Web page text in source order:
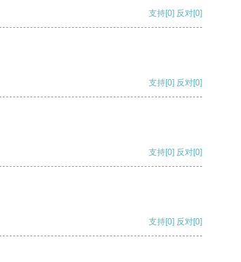
支持[0] 反对[0]
支持[0] 反对[0]
支持[0] 反对[0]
支持[0] 反对[0]